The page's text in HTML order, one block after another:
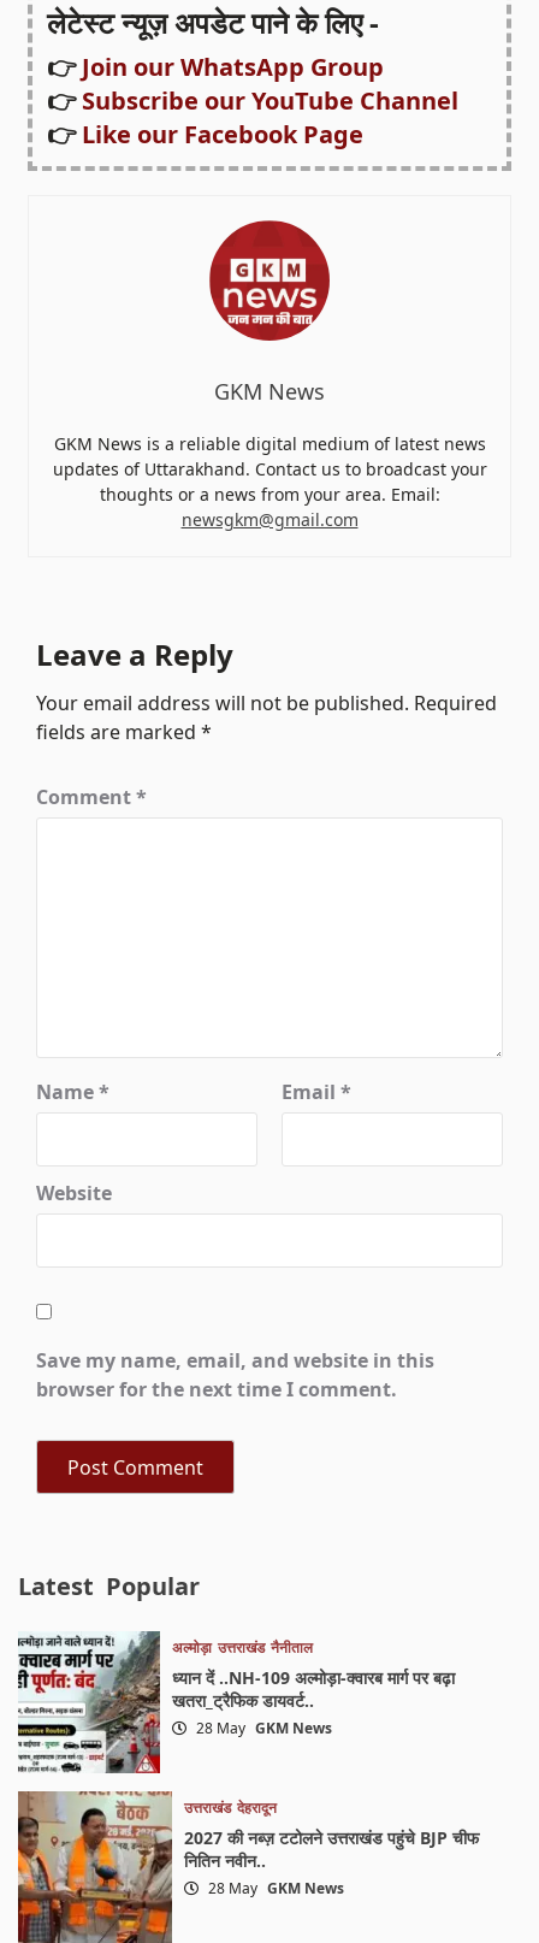
लेटेस्ट न्यूज़ अपडेट पाने के लिए -
👉Join our WhatsApp Group
👉Subscribe our YouTube Channel
👉Like our Facebook Page
GKM News
GKM News is a reliable digital medium of latest news
updates of Uttarakhand. Contact us to broadcast your
thoughts or a news from your area. Email:
newsgkm@gmail.com
Leave a Reply
Your email address will not be published. Required
fields are marked*
Comment*
Name* Email *
Website
Save my name, email, and website in this
browser for the next time I comment.
Latest Popular
अल्मोड़ा उत्तराखंड नैनीताल
ध्यान दें ..NH-109 अल्मोड़ा-क्वारब मार्ग पर बढ़ा
खतरा_ट्रैफिक डायवर्ट..
28 May GKM News
उत्तराखंड देहरादून
2027 की नब्ज़ टटोलने उत्तराखंड पहुंचे BJP चीफ
नितिन नवीन..
28 May GKM News